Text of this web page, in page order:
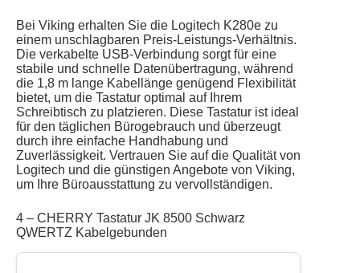
Bei Viking erhalten Sie die Logitech K280e zu
einem unschlagbaren Preis-Leistungs-Verhältnis.
Die verkabelte USB-Verbindung sorgt für eine
stabile und schnelle Datenübertragung, während
die 1,8 m lange Kabellänge genügend Flexibilität
bietet, um die Tastatur optimal auf Ihrem
Schreibtisch zu platzieren. Diese Tastatur ist ideal
für den täglichen Bürogebrauch und überzeugt
durch ihre einfache Handhabung und
Zuverlässigkeit. Vertrauen Sie auf die Qualität von
Logitech und die günstigen Angebote von Viking,
um Ihre Büroausstattung zu vervollständigen.
4 – CHERRY Tastatur JK 8500 Schwarz
QWERTZ Kabelgebunden